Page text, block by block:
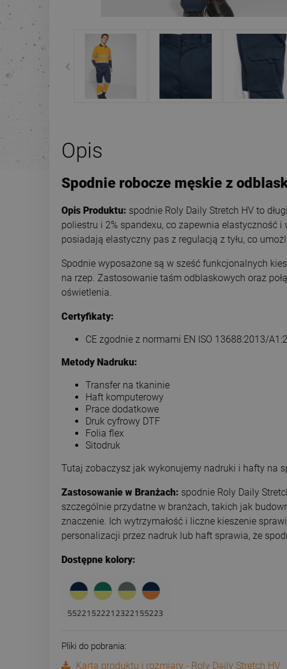
Opis
Spodnie robocze męskie z
Opis Produktu: spodnie Roly Daily Stretch HV to
poliestru i 2% spandexu, co zapewnia elastyczność
posiadają elastyczny pas z regulacją z tyłu, co
Spodnie wyposażone są w sześć funkcjonalnych
na rzep. Zastosowanie taśm odblaskowych oraz
oświetlenia.
Certyfikaty:
CE zgodnie z normami EN ISO 13688:2013/
Metody Nadruku:
Transfer na tkaninie
Haft komputerowy
Prace dodatkowe
Druk cyfrowy DTF
Folia flex
Sitodruk
Tutaj zobaczysz jak wykonujemy nadruki i hafty na
Zastosowanie w Branżach: spodnie Roly Daily
szczególnie przydatne w branżach, takich jak
znaczenie. Ich wytrzymałość i liczne kieszenie
personalizacji przez nadruk lub haft sprawia, że
Dostępne kolory:
Pliki do pobrania:
Karta produktu i rozmiary - Roly Daily Stretch HV